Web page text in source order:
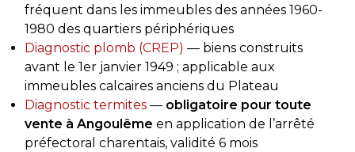
fréquent dans les immeubles des années 1960-
1980 des quartiers périphériques
Diagnostic plomb (CREP) — biens construits
avant le 1er janvier 1949 ; applicable aux
immeubles calcaires anciens du Plateau
Diagnostic termites— obligatoire pour toute
vente à Angoulême en application de l’arrêté
préfectoral charentais, validité 6 mois